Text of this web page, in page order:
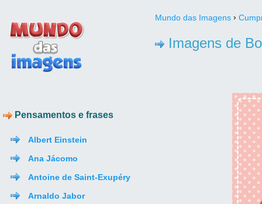
Pensamentos e frases
Albert Einstein
Ana Jácomo
Antoine de Saint-Exupéry
Arnaldo Jabor
Mundo das Imagens ›
Imagens de